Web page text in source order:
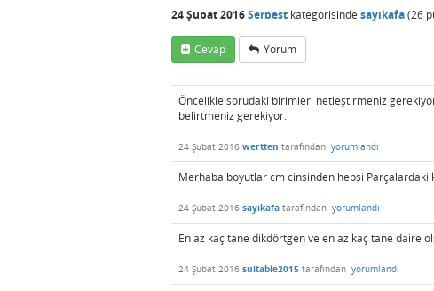
24 Şubat 2016Serbest kategorisinde sayıkafa(26
Cevap Yorum
Öncelikle sorudaki birimleri netleştirmeniz
belirtmeniz gerekiyor.
24 Şubat 2016 wertten tarafından yorumlandı
Merhaba boyutlar cm cinsinden hepsi
24 Şubat 2016 sayıkafa tarafından yorumlandı
En az kaç tane dikdörtgen ve en az kaç tane daire
24 Şubat 2016 suitable2015 tarafından yorumlandı